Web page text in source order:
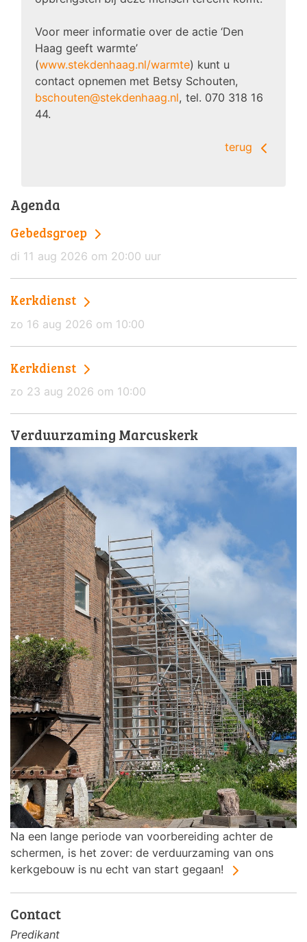
Voor meer informatie over de actie ‘Den
Haag geeft warmte’
(www.stekdenhaag.nl/warmte) kunt u
contact opnemen met Betsy Schouten,
bschouten@stekdenhaag.nl, tel. 070 318 16
44.
terug
Agenda
Gebedsgroep
di 11 aug 2026 om 20:00 uur
Kerkdienst
zo 16 aug 2026 om 10:00
Kerkdienst
zo 23 aug 2026 om 10:00
Verduurzaming Marcuskerk
Na een lange periode van voorbereiding achter de
schermen, is het zover: de verduurzaming van ons
kerkgebouw is nu echt van start gegaan!
Contact
Predikant